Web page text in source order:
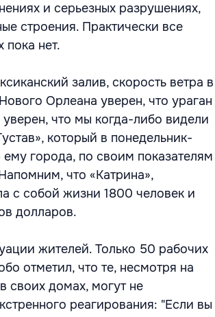
и серьезных разрушениях,
строения. Практически все
нет.
залив, скорость ветра в
Орлеана уверен, что ураган
что мы когда-либо видели
который в понедельник-
города, по своим показателям
что «Катрина»,
с собой жизни 1800 человек и
долларов.
жителей. Только 50 рабочих
отметил, что те, несмотря на
своих домах, могут не
реагирования: "Если вы